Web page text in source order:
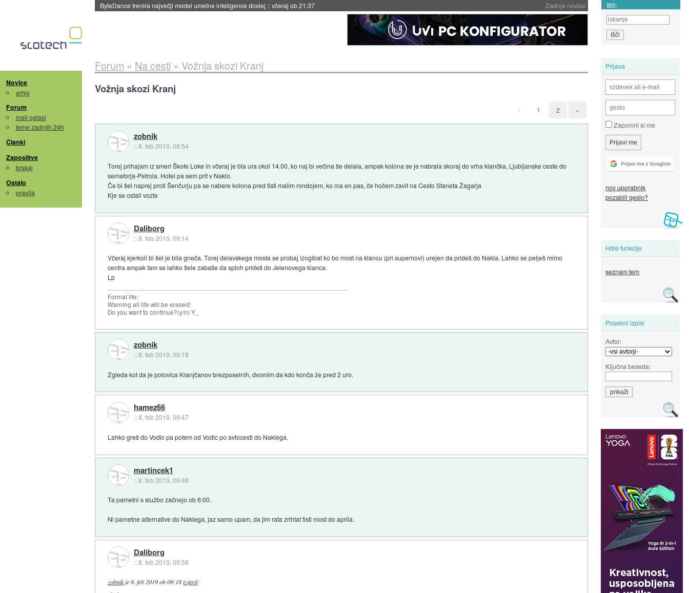
Zadnje novice
Spletne strani začele streči oglase za agente umetne inteligence::včeraj ob 21:23 Išči:
Novice
arhiv
Forum
mali oglasi
teme zadnjih 24h
Članki
Zaposlitve
brskaj
Ostalo
pravila
Prijava
Zapomni si me
nov uporabnik
pozabili geslo?
Hitre funkcije
seznam tem
Posebni izpisi
Avtor:
Ključna beseda:
Forum » Na cesti » Vožnja skozi Kranj
Vožnja skozi Kranj
« 1 2 »
zobnik
::8. feb 2019, 08:54
Torej prihajam iz smeri Škofe Loke in včeraj je bla ura okol 14.00, ko naj bi večina še delala, ampak kolona se je nabrala skoraj do vrha klančka, Ljubljanske ceste do
semaforja-Petrola. Hotel pa sem prit v Naklo.
Če bi šel naprej proti Šenčurju pa se nabere kolona pred tisti malim rondojem, ko ma en pas, če hočem zavit na Cesto Staneta Žagarja
Kje se ostali vozte
Daliborg
::8. feb 2019, 09:14
Včeraj kjerkoli bi šel je bila gneča. Torej delavskega mosta se probaj izogibat ko bo most na klancu (pri supernovi) urejen da prideš do Nakla. Lahko se pelješ mimo
centra ampak tam se lahko šele zabaše da sploh prideš do Jelenovega klanca.
Lp
Format life:
Warning all life will be erased!
Do you want to continue?(y/n) Y_
zobnik
::8. feb 2019, 09:18
Zgleda kot da je polovica Kranjčanov brezposelnih, dvomim da kdo konča že pred 2 uro.
hamez66
::8. feb 2019, 09:47
Lahko greš do Vodic pa potem od Vodic po avtocesti do Naklega.
martincek1
::8. feb 2019, 09:48
Ta pametni s službo začnejo ob 6:00.
Ni pametne alternative do Naklega, jaz samo upam, da jim rata zrihtat tisti most do aprila.
Daliborg
::8. feb 2019, 09:58
zobnikje8. feb 2019 ob 09:18 izjavil: